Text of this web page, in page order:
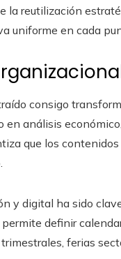
la reutilización
uniforme en cada
consigo
análisis
que los
y digital ha sido
definir
ferias